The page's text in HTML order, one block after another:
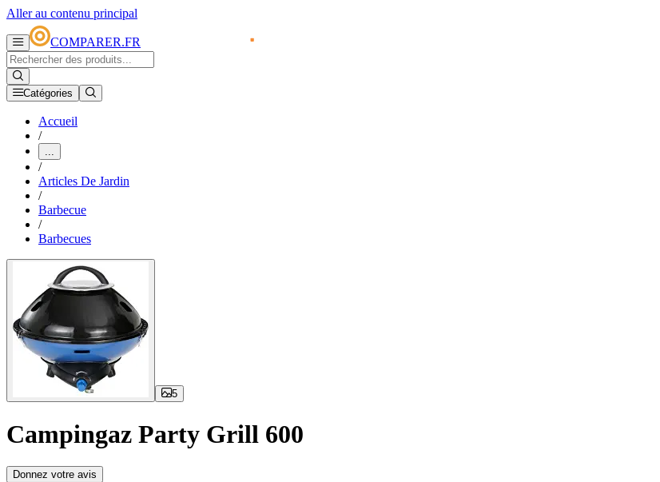
Aller au contenu principal
COMPARER.FR
Catégories
Accueil
/
...
/
Articles De Jardin
/
Barbecue
/
Barbecues
5
Campingaz Party Grill 600
Donnez votre avis